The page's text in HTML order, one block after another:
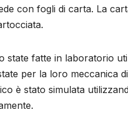
con fogli di carta. La
state fatte in laboratorio
per la loro meccanica
è stato simulata